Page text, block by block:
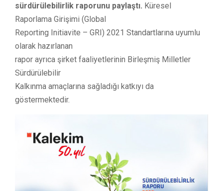
sürdürülebilirlik raporunu paylaştı. Küresel
Raporlama Girişimi (Global
Reporting Initiavite – GRI) 2021 Standartlarına uyumlu
olarak hazırlanan
rapor ayrıca şirket faaliyetlerinin Birleşmiş Milletler
Sürdürülebilir
Kalkınma amaçlarına sağladığı katkıyı da
göstermektedir.